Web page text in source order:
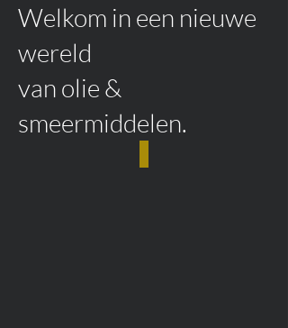
Welkom in een nieuwe
wereld
van olie &
smeermiddelen.